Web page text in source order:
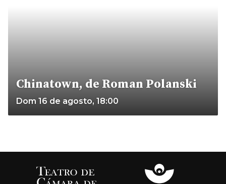
Chinatown, de Roman Polanski
Dom 16 de agosto, 18:00